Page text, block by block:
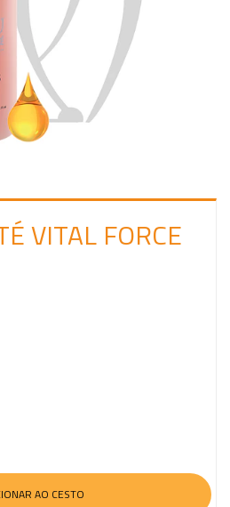
VITAL FORCE